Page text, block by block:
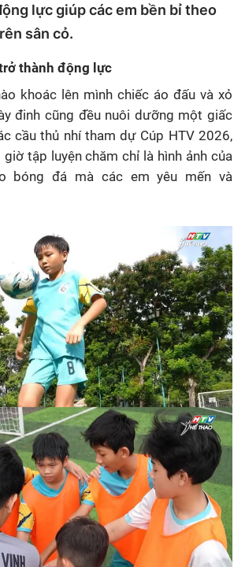
lực giúp các em bền bỉ theo
sân cỏ.
thành động lực
khoác lên mình chiếc áo đấu và xỏ
đinh cũng đều nuôi dưỡng một giấc
cầu thủ nhí tham dự Cúp HTV 2026,
tập luyện chăm chỉ là hình ảnh của
bóng đá mà các em yêu mến và